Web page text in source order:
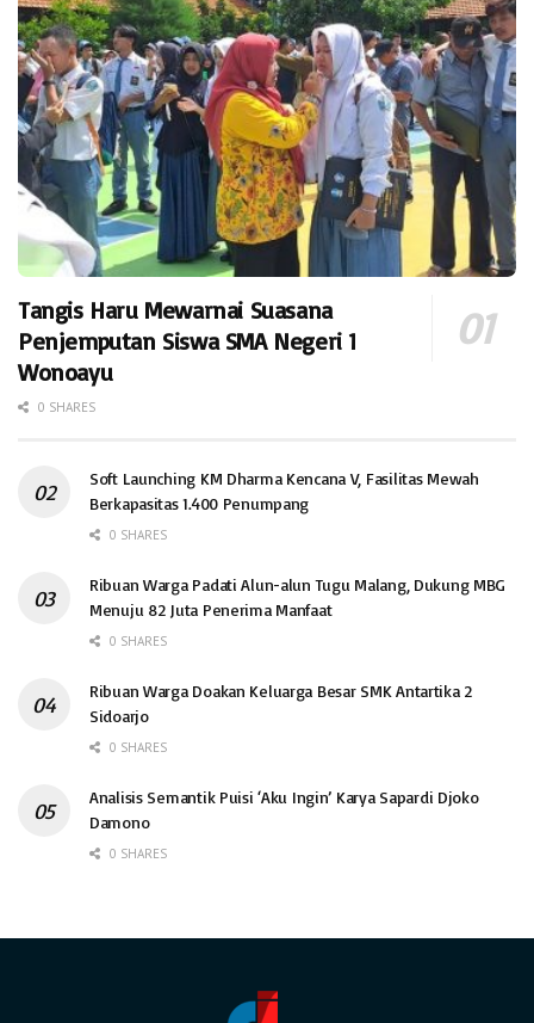
Tangis Haru Mewarnai Suasana
Penjemputan Siswa SMA Negeri 1
Wonoayu
0 SHARES
Soft Launching KM Dharma Kencana V, Fasilitas Mewah
Berkapasitas 1.400 Penumpang
0 SHARES
Ribuan Warga Padati Alun-alun Tugu Malang, Dukung MBG
Menuju 82 Juta Penerima Manfaat
0 SHARES
Ribuan Warga Doakan Keluarga Besar SMK Antartika 2
Sidoarjo
0 SHARES
Analisis Semantik Puisi ‘Aku Ingin’ Karya Sapardi Djoko
Damono
0 SHARES